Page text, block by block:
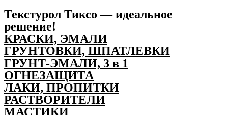
Текстурол Тиксо — идеальное
решение!
КРАСКИ, ЭМАЛИ
ГРУНТОВКИ, ШПАТЛЕВКИ
ГРУНТ-ЭМАЛИ, 3 в 1
ОГНЕЗАЩИТА
ЛАКИ, ПРОПИТКИ
РАСТВОРИТЕЛИ
МАСТИКИ